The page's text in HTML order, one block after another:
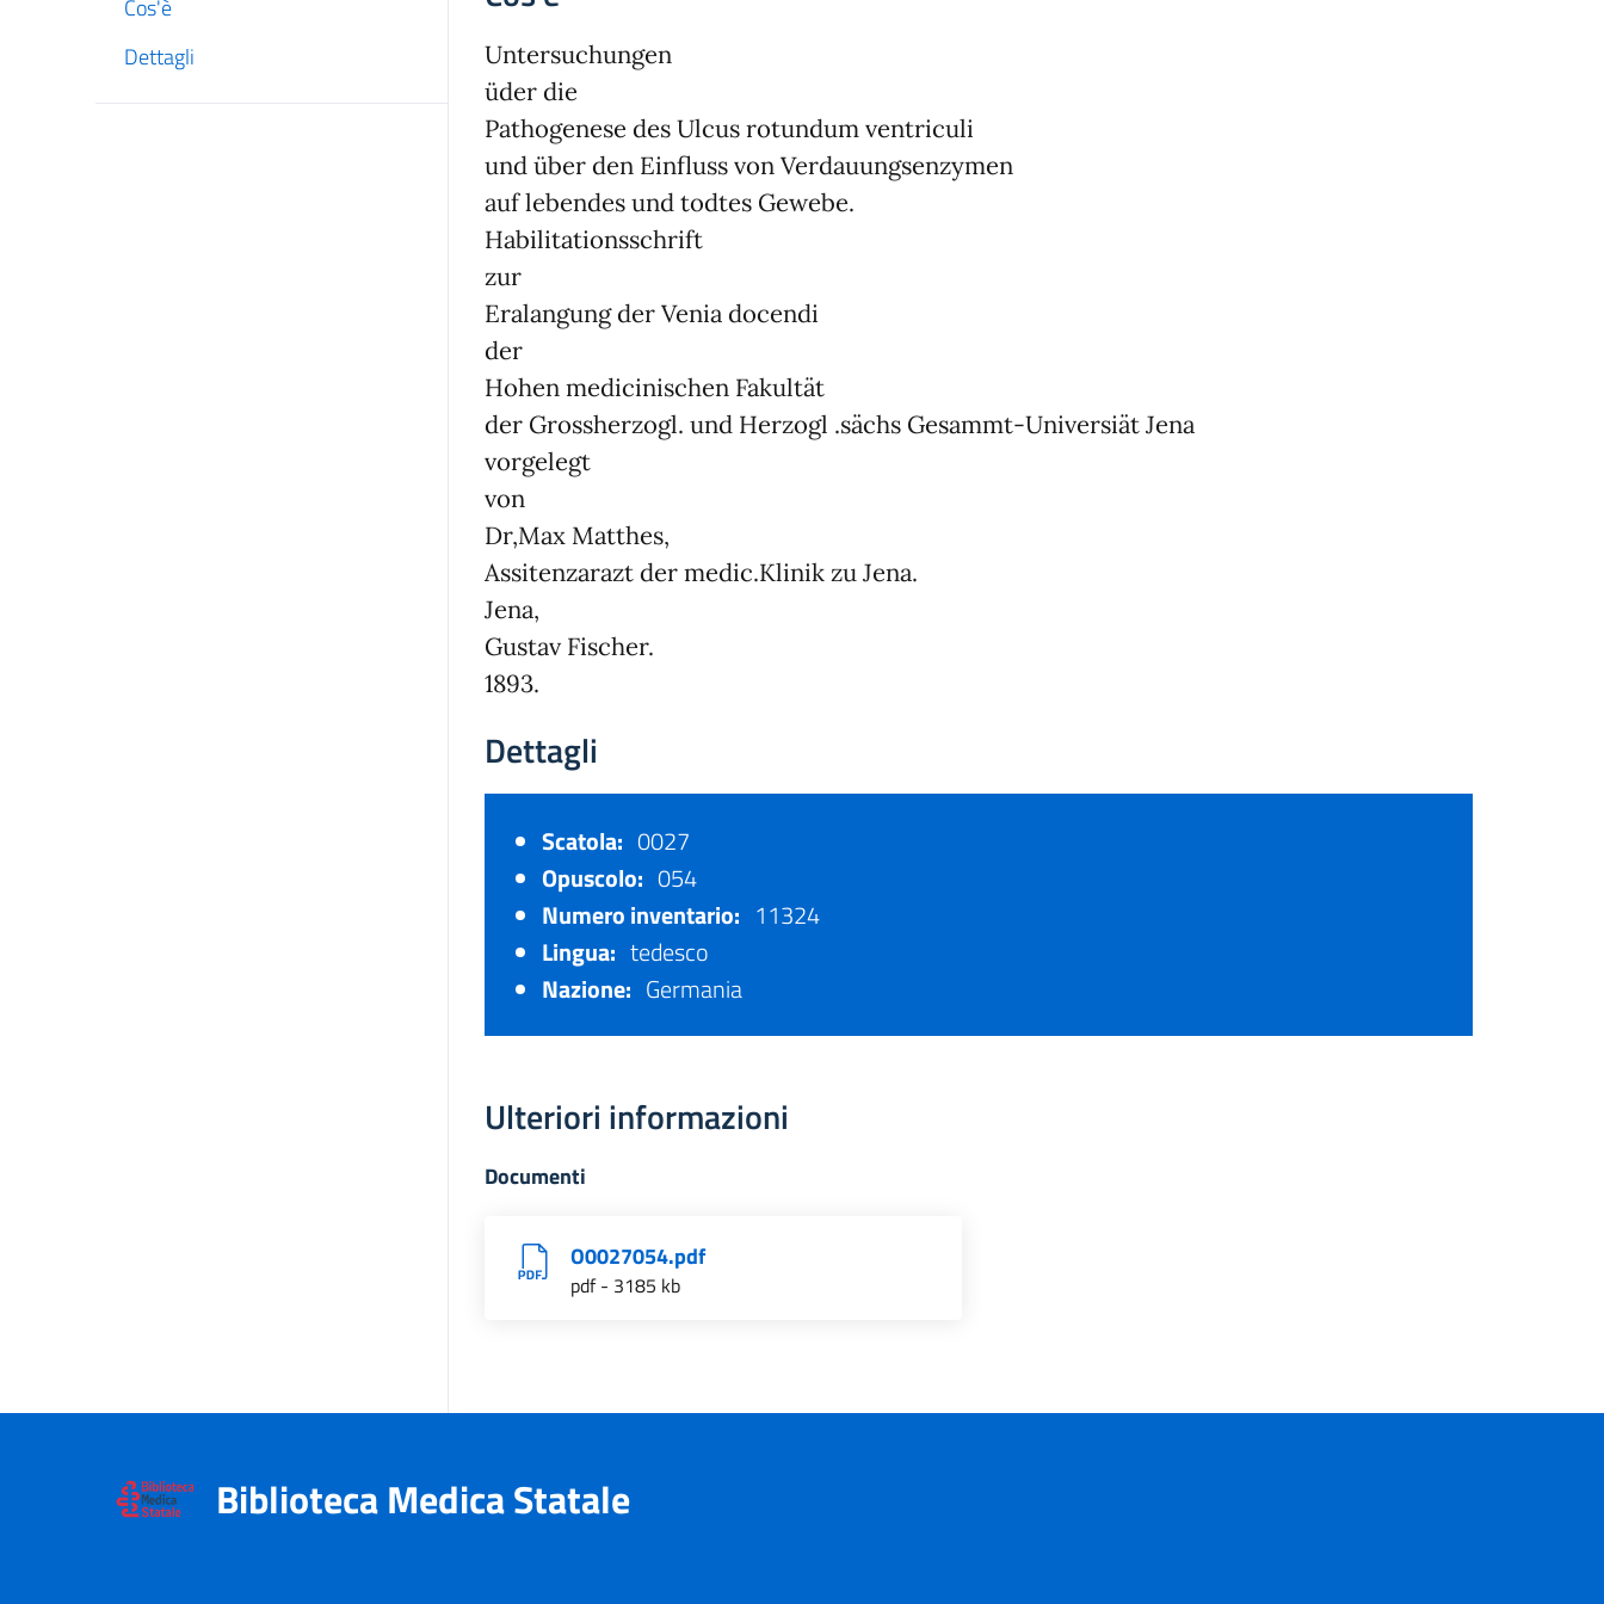
Cos'è
Dettagli
Untersuchungen
üder die
Pathogenese des Ulcus rotundum ventriculi
und über den Einfluss von Verdauungsenzymen
auf lebendes und todtes Gewebe.
Habilitationsschrift
zur
Eralangung der Venia docendi
der
Hohen medicinischen Fakultät
der Grossherzogl. und Herzogl .sächs Gesammt-Universiät Jena
vorgelegt
von
Dr,Max Matthes,
Assitenzarazt der medic.Klinik zu Jena.
Jena,
Gustav Fischer.
1893.
Dettagli
Scatola: 0027
Opuscolo: 054
Numero inventario: 11324
Lingua: tedesco
Nazione: Germania
Ulteriori informazioni
Documenti
O0027054.pdf
pdf - 3185 kb
Biblioteca Medica Statale